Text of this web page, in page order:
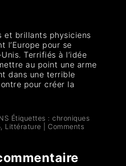
et brillants physiciens
l’Europe pour se
Terrifiés à l’idée
au point une arme
dans une terrible
pour créer la
Étiquettes :chroniques
, Littérature Comments